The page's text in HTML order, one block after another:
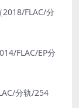
2018/FLAC/分
FLAC/EP分
分轨/254